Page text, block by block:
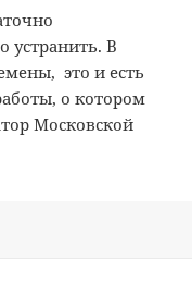
устранить. В
это и есть
о котором
Московской